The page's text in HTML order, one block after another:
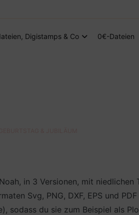
Digistamps & Co 0€-Dateien
in 3 Versionen, mit niedlichen
Svg, PNG, DXF, EPS und
sodass du sie zum Beispiel als